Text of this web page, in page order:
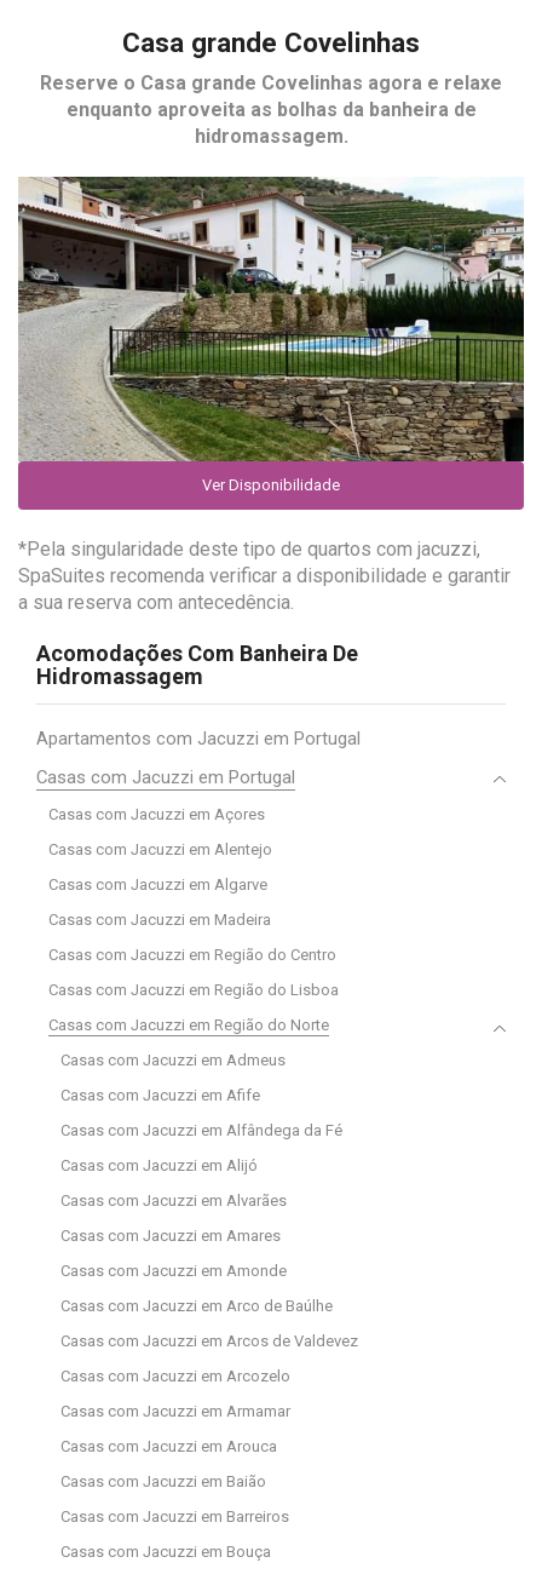
Casa grande Covelinhas
Reserve o Casa grande Covelinhas agora e relaxe
enquanto aproveita as bolhas da banheira de
hidromassagem.
Ver Disponibilidade
*Pela singularidade deste tipo de quartos com jacuzzi,
SpaSuites recomenda verificar a disponibilidade e garantir
a sua reserva com antecedência.
Acomodações Com Banheira De
Hidromassagem
Apartamentos com Jacuzzi em Portugal
Casas com Jacuzzi em Portugal
Casas com Jacuzzi em Açores
Casas com Jacuzzi em Alentejo
Casas com Jacuzzi em Algarve
Casas com Jacuzzi em Madeira
Casas com Jacuzzi em Região do Centro
Casas com Jacuzzi em Região do Lisboa
Casas com Jacuzzi em Região do Norte
Casas com Jacuzzi em Admeus
Casas com Jacuzzi em Afife
Casas com Jacuzzi em Alfândega da Fé
Casas com Jacuzzi em Alijó
Casas com Jacuzzi em Alvarães
Casas com Jacuzzi em Amares
Casas com Jacuzzi em Amonde
Casas com Jacuzzi em Arco de Baúlhe
Casas com Jacuzzi em Arcos de Valdevez
Casas com Jacuzzi em Arcozelo
Casas com Jacuzzi em Armamar
Casas com Jacuzzi em Arouca
Casas com Jacuzzi em Baião
Casas com Jacuzzi em Barreiros
Casas com Jacuzzi em Bouça